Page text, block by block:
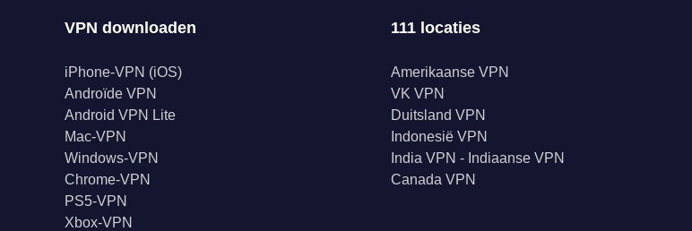
VPN downloaden
iPhone-VPN (iOS)
Androïde VPN
Android VPN Lite
Mac-VPN
Windows-VPN
Chrome-VPN
PS5-VPN
Xbox-VPN
111 locaties
Amerikaanse VPN
VK VPN
Duitsland VPN
Indonesië VPN
India VPN - Indiaanse VPN
Canada VPN